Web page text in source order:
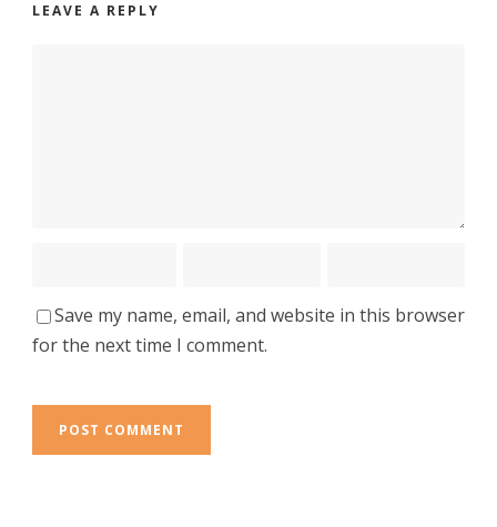
LEAVE A REPLY
Save my name, email, and website in this browser
for the next time I comment.